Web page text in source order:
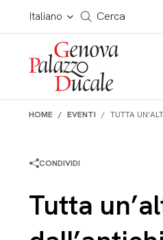
Salta al contenuto
Italiano
Cerca in tutto il sito
Cerca
HOME EVENTI TUTTA
CONDIVIDI
Tutta